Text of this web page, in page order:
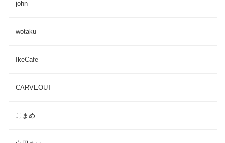
john
wotaku
IkeCafe
CARVEOUT
こまめ